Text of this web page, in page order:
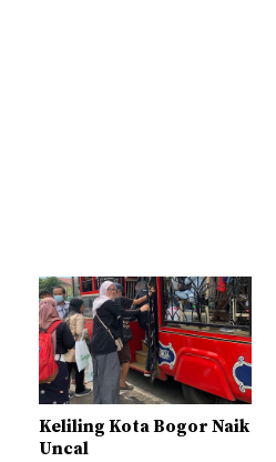
Keliling Kota Bogor Naik
Uncal